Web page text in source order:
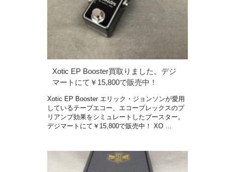
Xotic EP Booster買取りました。デジ
マートにて￥15,800で販売中！
Xotic EP Booster エリック・ジョンソンが愛用
しているテープエコー、エコープレックスのプ
リアンプ効果をシミュレートしたブースター。
デジマートにて￥15,800で販売中！ XO …